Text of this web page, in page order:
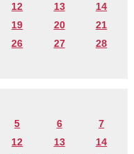
12 13
14
19 20
21
26 27
28
5 6
7
12 13
14